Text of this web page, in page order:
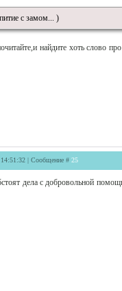
с замом... )
найдите хоть слово
14:51:32 | Сообщение # 25
дела с добровольной